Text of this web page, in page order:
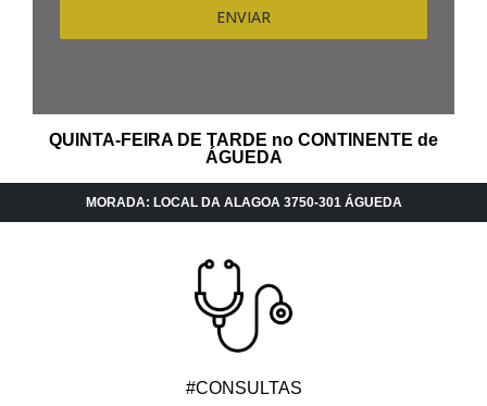
ENVIAR
QUINTA-FEIRA DE TARDE no CONTINENTE de
ÁGUEDA
MORADA: LOCAL DA ALAGOA 3750-301 ÁGUEDA
#CONSULTAS